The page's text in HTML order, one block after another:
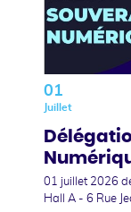
01
Juillet
01 juillet 2026
Hall A - 6 Rue